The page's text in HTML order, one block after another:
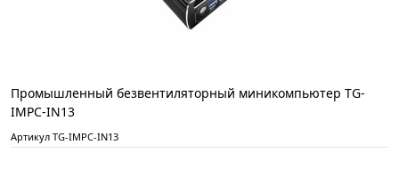
Промышленный безвентиляторный миникомпьютер TG-
IMPC-IN13
Артикул TG-IMPC-IN13